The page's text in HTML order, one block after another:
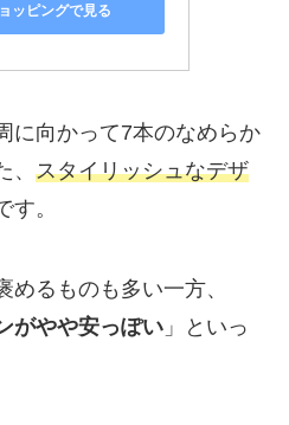
ッピングで見る
に向かって7本のなめらか
スタイリッシュなデザ
す。
めるものも多い一方、
がやや安っぽい」といっ